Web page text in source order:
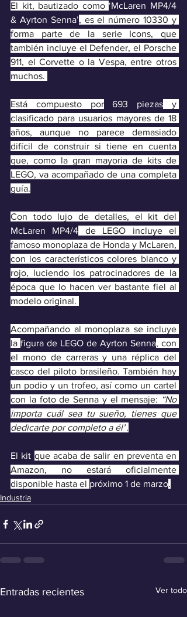
El kit, bautizado como ‘McLaren MP4/4
& Ayrton Senna’, es el número 10330 y
forma parte de la serie Icons, que
también incluye el Defender, el Porsche
911, el Corvette o la Vespa, entre otros
muchos.
Está compuesto por 693 piezas y
clasificado para usuarios mayores de 18
años, aunque no parece demasiado
difícil de construir si tiene en cuenta
que, como la gran mayoria de kits de
LEGO, va acompañado de una completa
guía.
McLaren MP4/4 de LEGO incluye el
famoso monoplaza de Honda y McLaren,
con los característicos colores blanco y
rojo, luciendo los patrocinadores de la
época que lo hacen ver bastante fiel al
modelo original.
Acompañando al monoplaza se incluye
la figura de LEGO de Ayrton Senna, con
el mono de carreras y una réplica del
casco del piloto brasileño. También hay
un podio y un trofeo, así como un cartel
con la foto de Senna y el mensaje: “No
importa cuál sea tu sueño, tienes que
dedicarte por completo a él”.
El kit que acaba de salir en preventa en
Amazon, no estará oficialmente
disponible hasta el próximo 1 de marzo.
Industria
Entradas recientes Ver todo